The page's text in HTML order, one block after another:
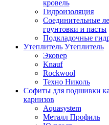
кровель
Гидроизоляция
Соединительные
грунтовки и пасты
Подкладочные
Утеплитель Утеплитель
Эковер
Knauf
Rockwool
Техно Николь
Софиты для подшивки
карнизов
Aquasystem
Металл Профиль